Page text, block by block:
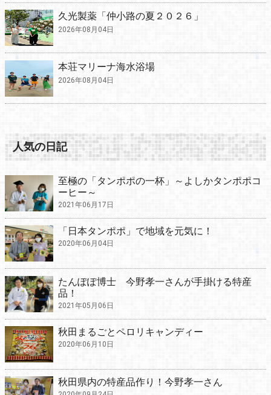
久光製薬「仲小路の夏２０２６」
2026年08月04日
本荘マリーナ海水浴場
2026年08月04日
人気の日記
至極の「タンポポの一杯」～よしかタンポポコ
ーヒー～
2021年06月17日
「日本タンポポ」で地域を元気に！
2020年06月04日
たんぽぽ博士 今野孝一さんが手掛ける特産
品！
2021年05月06日
秋田まるごとペロリキャンディー
2020年06月10日
秋田県内の特産品作り！今野孝一さん